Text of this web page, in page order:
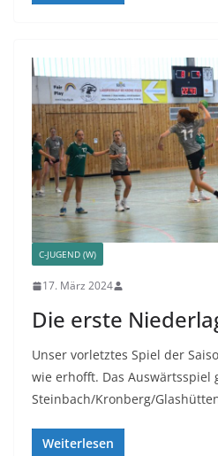
C-JUGEND (W)
17. März 2024
Die erste
Unser vorletztes Spiel der
wie erhofft. Das Auswärtsspiel
Steinbach/Kronberg/
Weiterlesen